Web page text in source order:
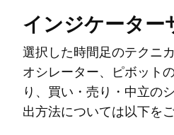
インジケーター
選択した時間足のテクニ
オシレーター、ピボット
り、買い・売り・中立の
出方法については以下を